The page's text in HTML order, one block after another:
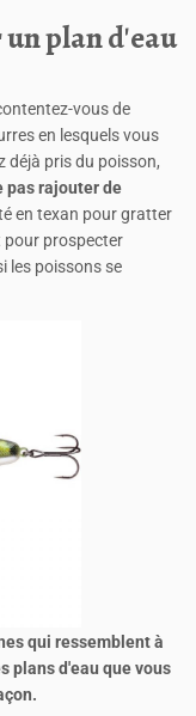
plan d'eau
vous de
en lesquels vous
déjà pris du poisson,
pas rajouter de
en texan pour gratter
pour prospecter
les poissons se
qui ressemblent à
plans d'eau que vous